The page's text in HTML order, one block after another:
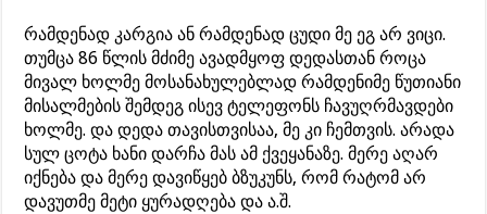
რამდენად კარგია ან რამდენად ცუდი მე ეგ არ ვიცი.
თუმცა 86 წლის მძიმე ავადმყოფ დედასთან როცა
მივალ ხოლმე მოსანახულებლად რამდენიმე წუთიანი
მისალმების შემდეგ ისევ ტელეფონს ჩავუღრმავდები
ხოლმე. და დედა თავისთვისაა, მე კი ჩემთვის. არადა
სულ ცოტა ხანი დარჩა მას ამ ქვეყანაზე. მერე აღარ
იქნება და მერე დავიწყებ ბზუკუნს, რომ რატომ არ
დავუთმე მეტი ყურადღება და ა.შ.